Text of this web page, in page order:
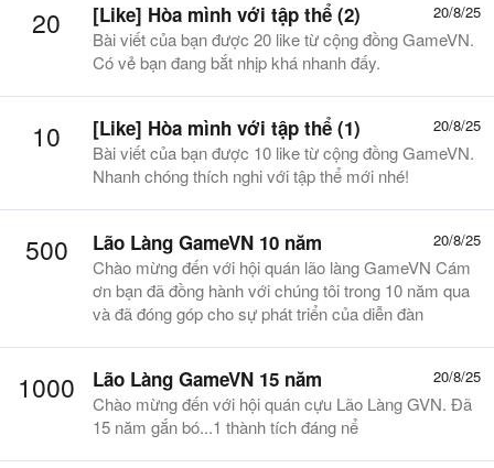
20 20/8/25
[Like] Hòa mình với tập thể (2)
Bài viết của bạn được 20 like từ cộng đồng GameVN.
Có vẻ bạn đang bắt nhịp khá nhanh đấy.
10 20/8/25
[Like] Hòa mình với tập thể (1)
Bài viết của bạn được 10 like từ cộng đồng GameVN.
Nhanh chóng thích nghi với tập thể mới nhé!
500 20/8/25
Lão Làng GameVN 10 năm
Chào mừng đến với hội quán lão làng GameVN Cám
ơn bạn đã đồng hành với chúng tôi trong 10 năm qua
và đã đóng góp cho sự phát triển của diễn đàn
1000 20/8/25
Lão Làng GameVN 15 năm
Chào mừng đến với hội quán cựu Lão Làng GVN. Đã
15 năm gắn bó...1 thành tích đáng nể